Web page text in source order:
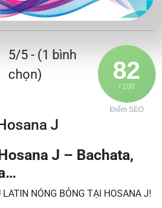
82
/ 100
Điểm SEO
5/5 - (1 bình
chọn)
J
J – Bachata,
NÓNG BỎNG TẠI HOSANA J!